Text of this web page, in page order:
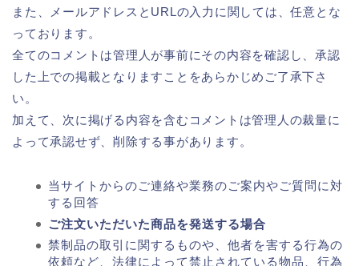
また、メールアドレスとURLの入力に関しては、任意とな
っております。
全てのコメントは管理人が事前にその内容を確認し、承認
した上での掲載となりますことをあらかじめご了承下さ
い。
加えて、次に掲げる内容を含むコメントは管理人の裁量に
よって承認せず、削除する事があります。
当サイトからのご連絡や業務のご案内やご質問に対
する回答
ご注文いただいた商品を発送する場合
禁制品の取引に関するものや、他者を害する行為の
依頼など、法律によって禁止されている物品、行為